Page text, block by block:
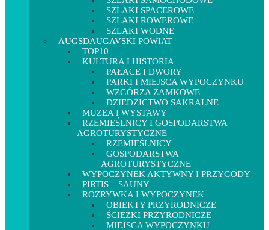
SZLAKI SPACEROWE
SZLAKI ROWEROWE
SZLAKI WODNE
AUGSDAUGAVSKI POWIAT
TOP10
KULTURA I HISTORIA
PAŁACE I DWORY
PARKI I MIEJSCA WYPOCZYNKU
WZGÓRZA ZAMKOWE
DZIEDZICTWO SAKRALNE
MUZEA I WYSTAWY
RZEMIEŚLNICY I GOSPODARSTWA
AGROTURYSTYCZNE
RZEMIEŚLNICY
GOSPODARSTWA
AGROTURYSTYCZNE
WYPOCZYNEK AKTYWNY I PRZYGODY
PIRTIS – SAUNY
ROZRYWKA I WYPOCZYNEK
OBIEKTY PRZYRODNICZE
ŚCIEŻKI PRZYRODNICZE
MIEJSCA WYPOCZYNKU